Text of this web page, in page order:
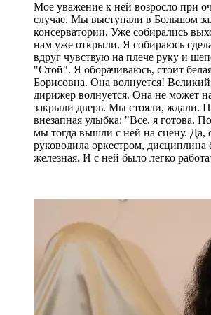
Мое уважение к ней возросло при
случае. Мы выступали в Большом
консерватории. Уже собирались
нам уже открыли. Я собираюсь
вдруг чувствую на плече руку и
"Стой". Я оборачиваюсь, стоит
Борисовна. Она волнуется!
дирижер волнуется. Она не может
закрыли дверь. Мы стояли, ждали.
внезапная улыбка: "Все, я готова.
мы тогда вышли с ней на сцену. Да,
руководила оркестром, дисциплина
железная. И с ней было легко